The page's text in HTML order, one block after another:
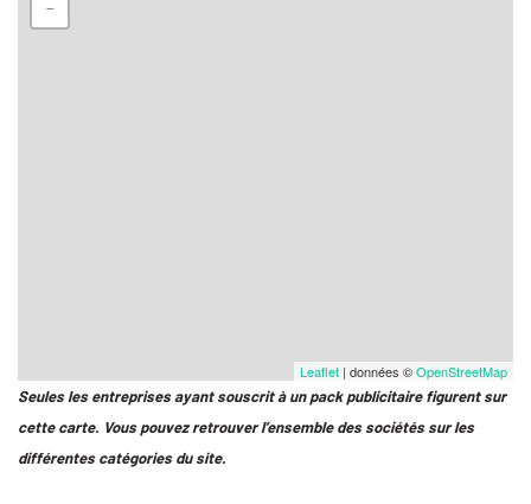
−
Leaflet | données ©OpenStreetMap
Seules les entreprises ayant souscrit à un pack publicitaire figurent sur
cette carte. Vous pouvez retrouver l’ensemble des sociétés sur les
différentes catégories du site.